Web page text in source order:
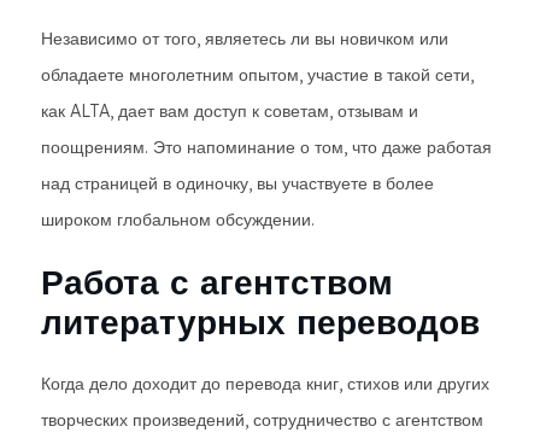
Независимо от того, являетесь ли вы новичком или
обладаете многолетним опытом, участие в такой сети,
как ALTA, дает вам доступ к советам, отзывам и
поощрениям. Это напоминание о том, что даже работая
над страницей в одиночку, вы участвуете в более
широком глобальном обсуждении.
Работа с агентством
литературных переводов
Когда дело доходит до перевода книг, стихов или других
творческих произведений, сотрудничество с агентством